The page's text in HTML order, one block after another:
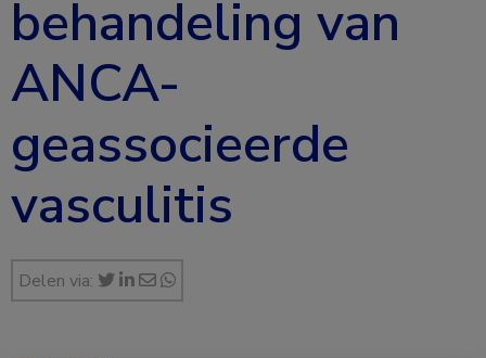
behandeling van
ANCA-
geassocieerde
vasculitis
Delen via: